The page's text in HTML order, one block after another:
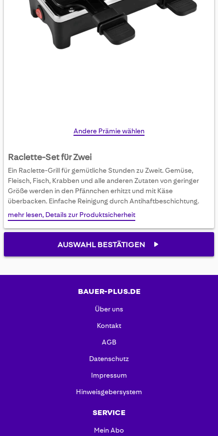
Skip
of
the
images
gallery
Andere Prämie wählen
Raclette-Set für Zwei
Ein Raclette-Grill für gemütliche Stunden zu Zweit. Gemüse,
Fleisch, Fisch, Krabben und alle anderen Zutaten von geringer
Größe werden in den Pfännchen erhitzt und mit Käse
überbacken. Einfache Reinigung durch Antihaftbeschichtung.
mehr lesen, Details zur Produktsicherheit
AUSWAHL BESTÄTIGEN
BAUER-PLUS.DE
Über uns
Kontakt
AGB
Datenschutz
Impressum
Hinweisgebersystem
SERVICE
Mein Abo